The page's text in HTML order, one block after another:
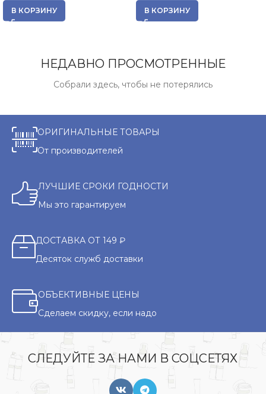
В КОРЗИНУ В КОРЗИНУ
НЕДАВНО ПРОСМОТРЕННЫЕ
Собрали здесь, чтобы не потерялись
ОРИГИНАЛЬНЫЕ ТОВАРЫ
От производителей
ЛУЧШИЕ СРОКИ ГОДНОСТИ
Мы это гарантируем
ДОСТАВКА ОТ 149 ₽
Десяток служб доставки
ОБЪЕКТИВНЫЕ ЦЕНЫ
Сделаем скидку, если надо
СЛЕДУЙТЕ ЗА НАМИ В СОЦСЕТЯХ